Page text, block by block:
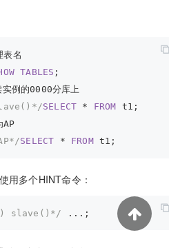
表名
TABLES ;
实例的0000分库上
SELECT * FROM t1;
SELECT * FROM t1;
用多个HINT命令：
slave()*/